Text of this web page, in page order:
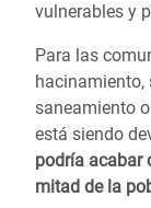
vulnerables y
Para las
hacinamiento,
saneamiento
está siendo
podría acabar
mitad de la